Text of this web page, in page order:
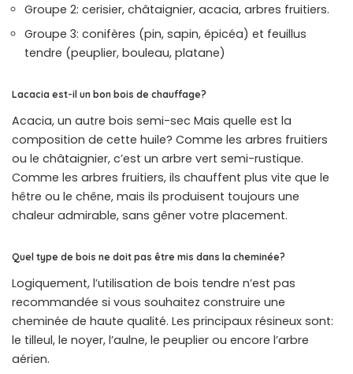
Groupe 2: cerisier, châtaignier, acacia, arbres fruitiers.
Groupe 3: conifères (pin, sapin, épicéa) et feuillus
tendre (peuplier, bouleau, platane)
Lacacia est-il un bon bois de chauffage?
Acacia, un autre bois semi-sec Mais quelle est la
composition de cette huile? Comme les arbres fruitiers
ou le châtaignier, c’est un arbre vert semi-rustique.
Comme les arbres fruitiers, ils chauffent plus vite que le
hêtre ou le chêne, mais ils produisent toujours une
chaleur admirable, sans gêner votre placement.
Quel type de bois ne doit pas être mis dans la cheminée?
Logiquement, l’utilisation de bois tendre n’est pas
recommandée si vous souhaitez construire une
cheminée de haute qualité. Les principaux résineux sont:
le tilleul, le noyer, l’aulne, le peuplier ou encore l’arbre
aérien.